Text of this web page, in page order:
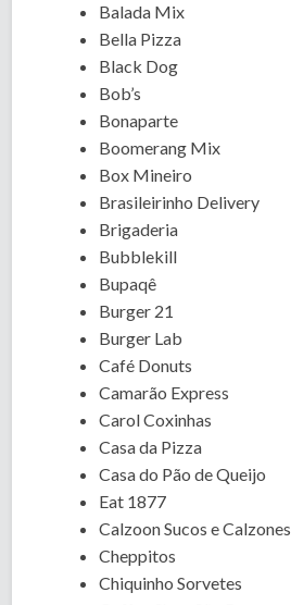
Balada Mix
Bella Pizza
Black Dog
Bob’s
Bonaparte
Boomerang Mix
Box Mineiro
Brasileirinho Delivery
Brigaderia
Bubblekill
Bupaqê
Burger 21
Burger Lab
Café Donuts
Camarão Express
Carol Coxinhas
Casa da Pizza
Casa do Pão de Queijo
Eat 1877
Calzoon Sucos e Calzones
Cheppitos
Chiquinho Sorvetes